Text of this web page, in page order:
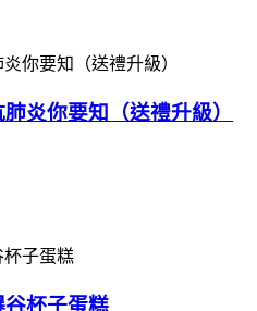
炎你要知（送禮升級）
谷杯子蛋糕